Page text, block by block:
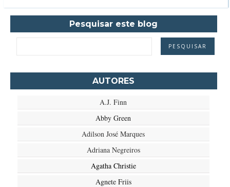
Pesquisar este blog
AUTORES
A.J. Finn
Abby Green
Adilson José Marques
Adriana Negreiros
Agatha Christie
Agnete Friis